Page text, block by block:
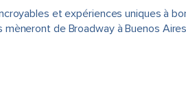
et expériences uniques à
de Broadway à Buenos